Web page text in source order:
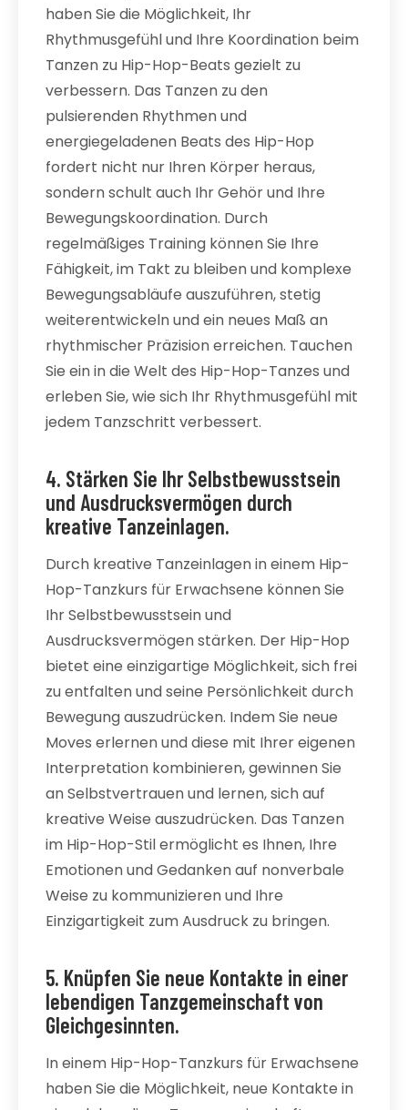
haben Sie die Möglichkeit, Ihr
Rhythmusgefühl und Ihre Koordination beim
Tanzen zu Hip-Hop-Beats gezielt zu
verbessern. Das Tanzen zu den
pulsierenden Rhythmen und
energiegeladenen Beats des Hip-Hop
fordert nicht nur Ihren Körper heraus,
sondern schult auch Ihr Gehör und Ihre
Bewegungskoordination. Durch
regelmäßiges Training können Sie Ihre
Fähigkeit, im Takt zu bleiben und komplexe
Bewegungsabläufe auszuführen, stetig
weiterentwickeln und ein neues Maß an
rhythmischer Präzision erreichen. Tauchen
Sie ein in die Welt des Hip-Hop-Tanzes und
erleben Sie, wie sich Ihr Rhythmusgefühl mit
jedem Tanzschritt verbessert.
4. Stärken Sie Ihr Selbstbewusstsein
und Ausdrucksvermögen durch
kreative Tanzeinlagen.
Durch kreative Tanzeinlagen in einem Hip-
Hop-Tanzkurs für Erwachsene können Sie
Ihr Selbstbewusstsein und
Ausdrucksvermögen stärken. Der Hip-Hop
bietet eine einzigartige Möglichkeit, sich frei
zu entfalten und seine Persönlichkeit durch
Bewegung auszudrücken. Indem Sie neue
Moves erlernen und diese mit Ihrer eigenen
Interpretation kombinieren, gewinnen Sie
an Selbstvertrauen und lernen, sich auf
kreative Weise auszudrücken. Das Tanzen
im Hip-Hop-Stil ermöglicht es Ihnen, Ihre
Emotionen und Gedanken auf nonverbale
Weise zu kommunizieren und Ihre
Einzigartigkeit zum Ausdruck zu bringen.
5. Knüpfen Sie neue Kontakte in einer
lebendigen Tanzgemeinschaft von
Gleichgesinnten.
In einem Hip-Hop-Tanzkurs für Erwachsene
haben Sie die Möglichkeit, neue Kontakte in